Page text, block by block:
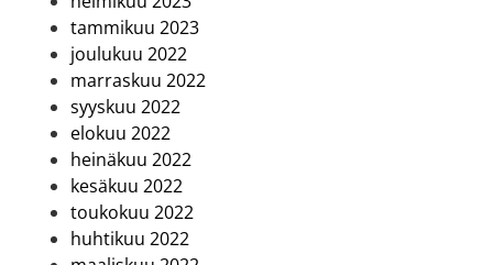
tammikuu 2023
joulukuu 2022
marraskuu 2022
syyskuu 2022
elokuu 2022
heinäkuu 2022
kesäkuu 2022
toukokuu 2022
huhtikuu 2022